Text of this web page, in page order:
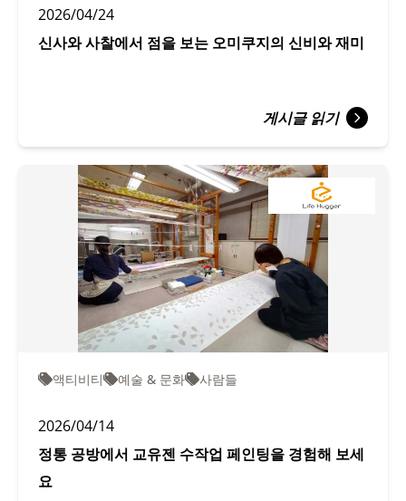
2026/04/24
신사와 사찰에서 점을 보는 오미쿠지의 신비와 재미
게시글 읽기
액티비티 예술 & 문화 사람들
2026/04/14
정통 공방에서 교유젠 수작업 페인팅을 경험해 보세
요